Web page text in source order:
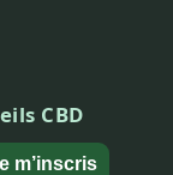
CBD
m’inscris